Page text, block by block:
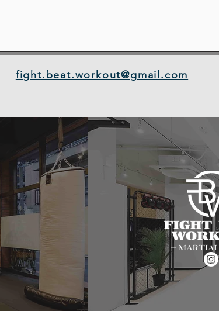
fight.beat.workout@gmail.com